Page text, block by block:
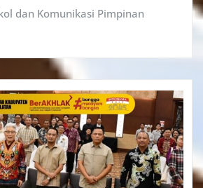
dan Komunikasi Pimpinan